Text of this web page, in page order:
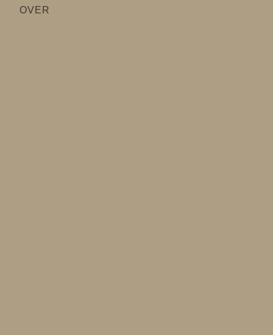
OVER